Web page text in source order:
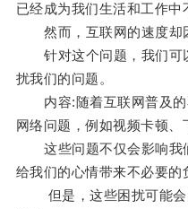
已经成为我们生活和工作中
然而，互联网的速度却
针对这个问题，我们可
扰我们的问题。
内容:随着互联网普及的
网络问题，例如视频卡顿、
这些问题不仅会影响我
给我们的心情带来不必要的
但是，这些困扰可能会